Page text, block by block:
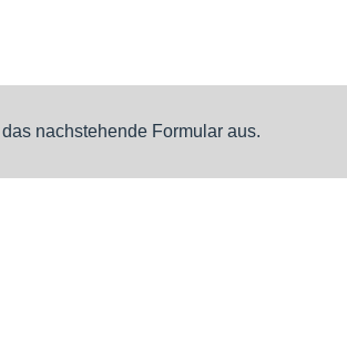
nachstehende Formular aus.